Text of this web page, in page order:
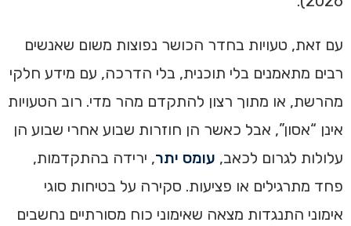
עם זאת, טעויות בחדר הכושר נפוצות משום שאנשים
רבים מתאמנים בלי תוכנית, בלי הדרכה, עם מידע חלקי
מהרשת, או מתוך רצון להתקדם מהר מדי. רוב הטעויות
אינן “אסון”, אבל כאשר הן חוזרות שבוע אחרי שבוע הן
עלולות לגרום לכאב, עומס יתר, ירידה בהתקדמות,
פחד מתרגילים או פציעות. סקירה על בטיחות סוגי
אימוני התנגדות מצאה שאימוני כוח מסורתיים נחשבים